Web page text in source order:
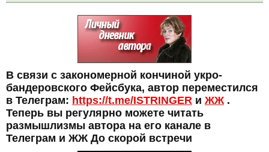
В связи с закономерной кончиной укро-
бандеровского Фейсбука, автор переместился
в Телеграм: https://t.me/ISTRINGER и ЖЖ.
Теперь вы регулярно можете читать
размышлизмы автора на его канале в
Телеграм и ЖЖ До скорой встречи